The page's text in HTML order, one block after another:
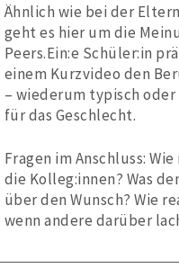
Ähnlich wie bei der
geht es hier um die
Peers.Ein:e Schüler:in
einem Kurzvideo den
– wiederum typisch
für das Geschlecht.
Fragen im Anschluss:
die Kolleg:innen? Was
über den Wunsch? Wie
wenn andere darüber